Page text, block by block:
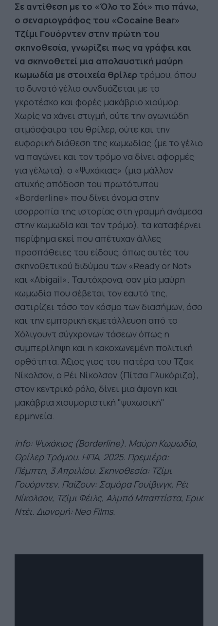
Σε αντίθεση με το «Όλο το Σόι» πιο πάνω,
ο σεναριογράφος του «Cocaine Bear»
Τζίμι Γουόρντεν στην πρώτη του
σκηνοθεσία, γνωρίζει πως να γράφει και
να σκηνοθετεί μια απολαυστική μαύρη
κωμωδία με στοιχεία θρίλερ τρόμου, όπου
το δυνατό γέλιο συνδυάζεται με το
γκροτέσκο και φορές μακάβριο χιούμορ.
Χωρίς να χάνει στιγμή, ούτε την αγωνιώδη
ατμόσφαιρα του θρίλερ, ούτε και την
ευφορική διάθεση της κωμωδίας (με το γέλιο
να παγώνει και τον τρόμο να δίνει αφορμές
για γέλωτα), ο «Ψυχάκιας» (μια μάλλον
ατυχής απόδοση του πρωτότυπου
«Borderline» που δίνει όνομα στην
ισορροπία της ιστορίας στη γραμμή ανάμεσα
στην κωμωδία και τον τρόμο), τα καταφέρνει
περίφημα εκεί που απέτυχαν άλλες
προσπάθειες του είδους, όπως αυτές του
σκηνοθετικού διδύμου των «Ready or Not»
και «Abigail». Ταυτόχρονα, σαν μία μαύρη
κωμωδία που σέβεται τον εαυτό της,
σατιρίζει τόσο τον κόσμο των διασήμων, όσο
και την εμπορική εκμετάλλευση από το
Χόλιγουντ σύγχρονων τάσεων όπως η
συμπερίληψη και η κακοχωνεμένη πολιτική
ορθότητα. Άξιος γιος του πατέρα του Τζακ
Νίκολσον, ο Ρέι Νίκολσον (Πίτσα Γλυκόριζα),
στον κεντρικό ρόλο, δίνει μια άψογη και
μακάβρια χιουμοριστική "ψυχωσική"
ερμηνεία.
info: Ψυχάκιας (Borderline). Μαύρη Κωμωδία,
Θρίλερ Τρόμου. ΗΠΑ, 2025. Πρεμιέρα:
Πέμπτη, 3 Απριλίου. Σκηνοθεσία: Τζίμι
Γουόρντεν. Παίζουν: Σαμάρα Γουίβινγκ, Ρέι
Νίκολσον, Τζίμι Φέιλς, Αλμπά Μπαπτίστα, Ερικ
Ντέι. Διανομή: Neo Films.